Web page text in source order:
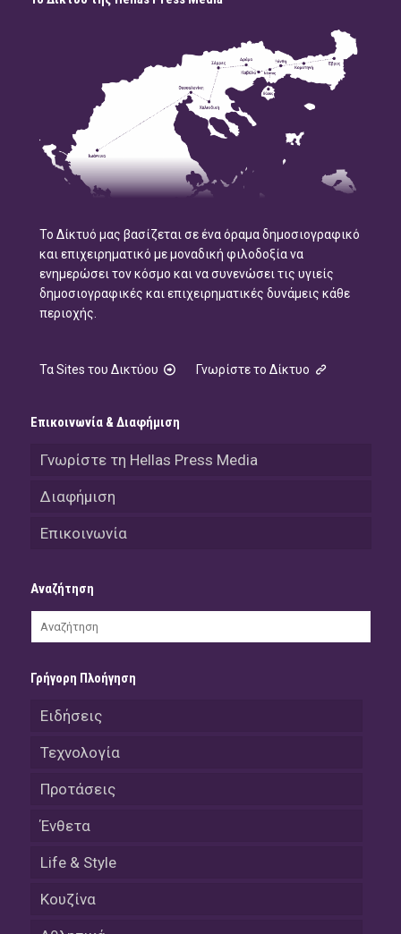
Το Δίκτυό μας βασίζεται σε ένα όραμα δημοσιογραφικό
και επιχειρηματικό με μοναδική φιλοδοξία να
ενημερώσει τον κόσμο και να συνενώσει τις υγιείς
δημοσιογραφικές και επιχειρηματικές δυνάμεις κάθε
περιοχής.
Τα Sites του Δικτύου Γνωρίστε το Δίκτυο
Επικοινωνία & Διαφήμιση
Γνωρίστε τη Hellas Press Media
Διαφήμιση
Επικοινωνία
Αναζήτηση
Γρήγορη Πλοήγηση
Ειδήσεις
Τεχνολογία
Προτάσεις
Ένθετα
Life & Style
Κουζίνα